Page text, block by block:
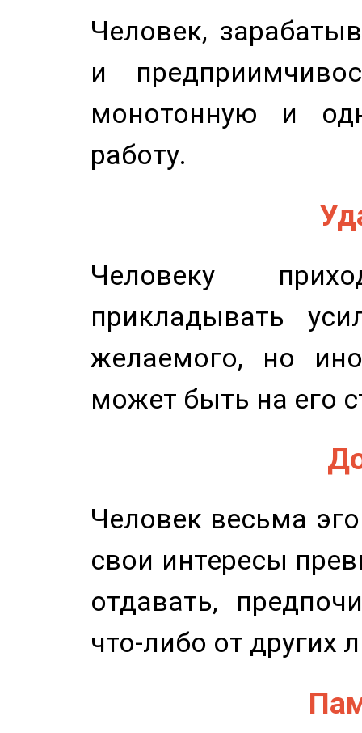
Человек,
и
монотонную и
работу.
Человеку
прикладывать
желаемого, но
может быть на его
Человек весьма
свои интересы
отдавать,
что-либо от других